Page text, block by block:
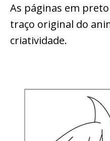
As páginas em
traço original do
criatividade.